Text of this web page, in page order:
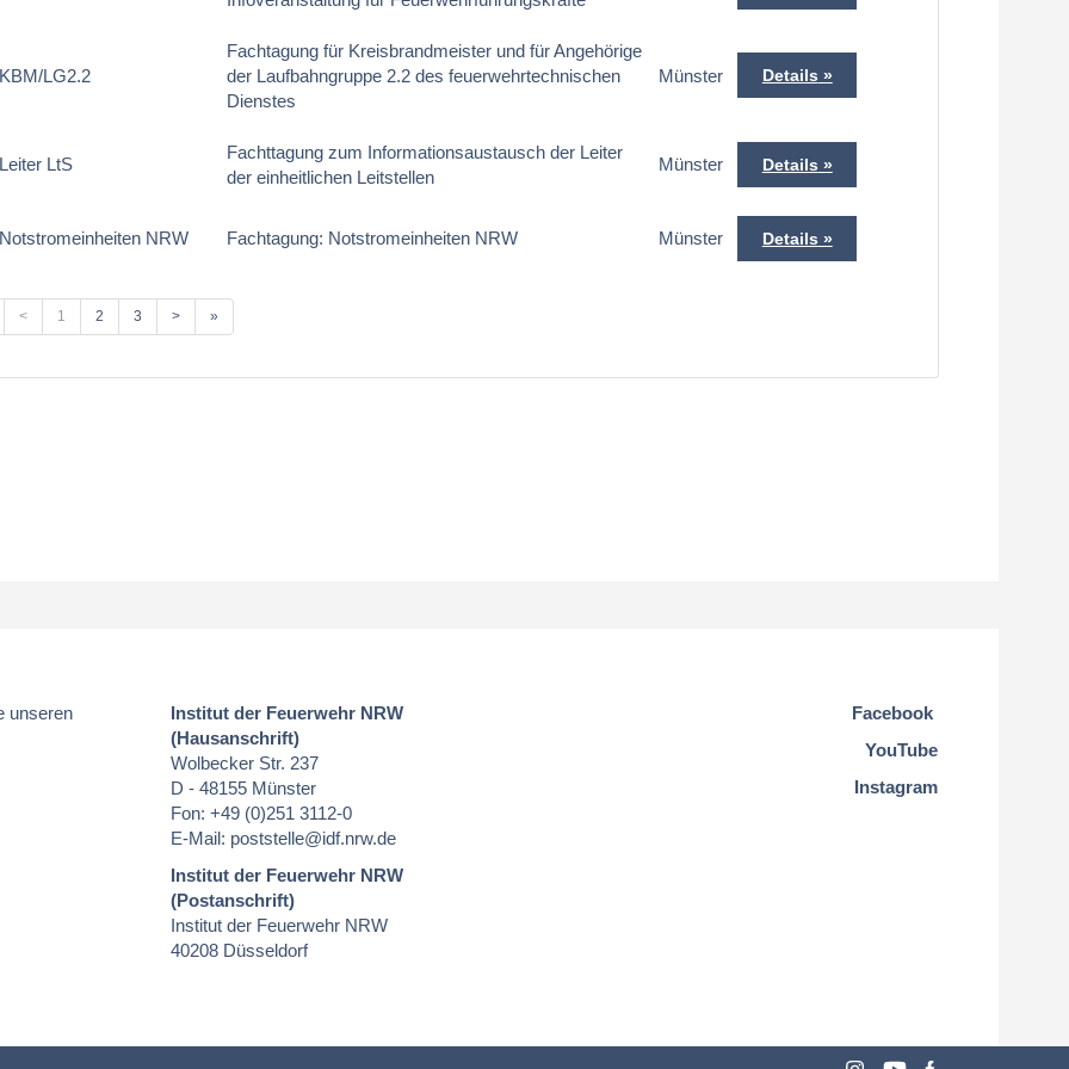
LG2.2
Fachtagung für Kreisbrandmeister und für Angehörige
der Laufbahngruppe 2.2 des feuerwehrtechnischen
Dienstes
Münster Details
LtS
Fachttagung zum Informationsaustausch der Leiter
der einheitlichen Leitstellen
Münster Details
NRW Fachtagung: Notstromeinheiten NRW Münster Details
< 1 2 3 > »
unseren
Institut der Feuerwehr NRW
(Hausanschrift)
Wolbecker Str. 237
D - 48155 Münster
Fon: +49 (0)251 3112-0
E-Mail: poststelle@idf.nrw.de
Institut der Feuerwehr NRW
(Postanschrift)
Institut der Feuerwehr NRW
40208 Düsseldorf
Facebook
YouTube
Instagram